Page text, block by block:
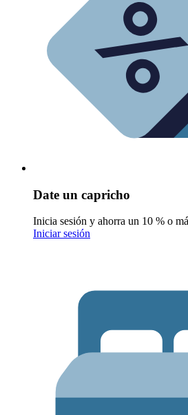
Date un capricho
Inicia sesión y ahorra un 10 % o
Iniciar sesión